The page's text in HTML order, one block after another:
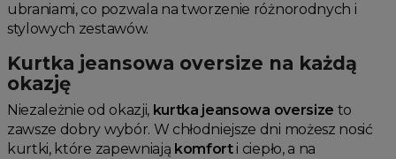
ubraniami, co pozwala na tworzenie różnorodnych i
stylowych zestawów.
Kurtka jeansowa oversize na każdą
okazję
Niezależnie od okazji, kurtka jeansowa oversize to
zawsze dobry wybór. W chłodniejsze dni możesz nosić
kurtki, które zapewniają komforti ciepło, a na